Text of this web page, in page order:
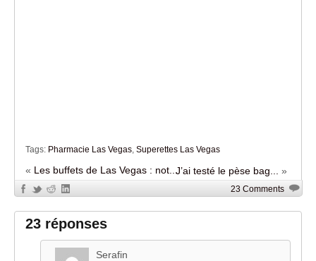
Tags: Pharmacie Las Vegas, Superettes Las Vegas
« Les buffets de Las Vegas : not...J’ai testé le pèse bag... »
23 Comments
23 réponses
Serafin